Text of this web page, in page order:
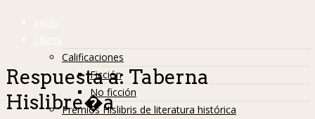
Inicio
Libros
Calificaciones
Ficción
No ficción
Premios Hislibris de literatura histórica
Respuesta a: Taberna
Hislibre�a